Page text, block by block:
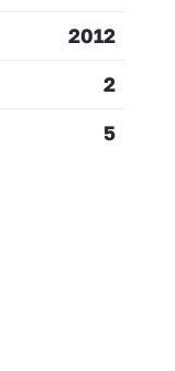
2012
2
5